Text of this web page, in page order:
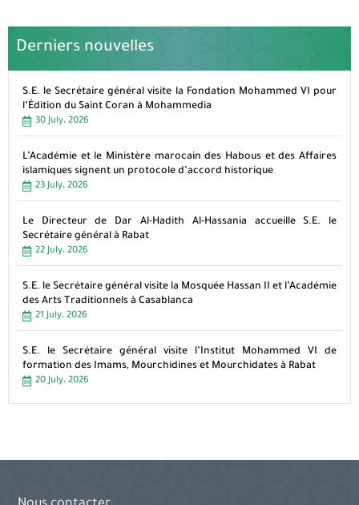
Derniers nouvelles
S.E. le Secrétaire général visite la Fondation Mohammed VI pour
l’Édition du Saint Coran à Mohammedia
30 July، 2026
L’Académie et le Ministère marocain des Habous et des Affaires
islamiques signent un protocole d’accord historique
23 July، 2026
Le Directeur de Dar Al-Hadith Al-Hassania accueille S.E. le
Secrétaire général à Rabat
22 July، 2026
S.E. le Secrétaire général visite la Mosquée Hassan II et l’Académie
des Arts Traditionnels à Casablanca
21 July، 2026
S.E. le Secrétaire général visite l’Institut Mohammed VI de
formation des Imams, Mourchidines et Mourchidates à Rabat
20 July، 2026